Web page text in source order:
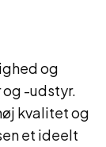
og
-udstyr.
kvalitet og
et ideelt